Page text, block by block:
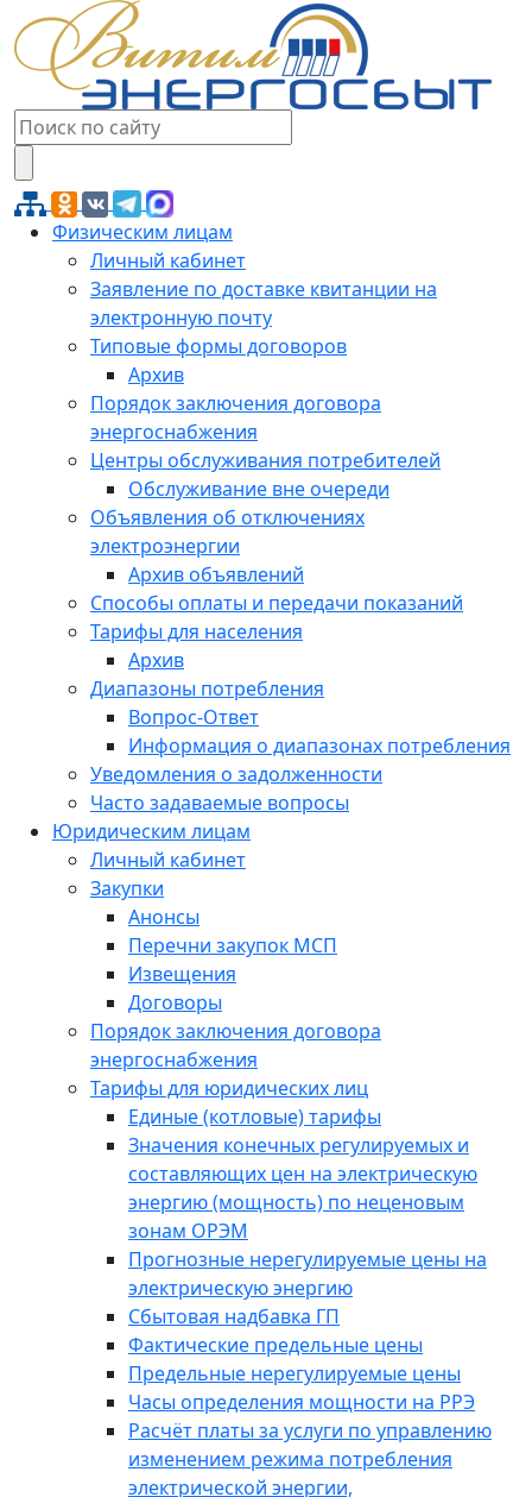
Физическим лицам
Личный кабинет
Заявление по доставке квитанции на
электронную почту
Типовые формы договоров
Архив
Порядок заключения договора
энергоснабжения
Центры обслуживания потребителей
Обслуживание вне очереди
Объявления об отключениях
электроэнергии
Архив объявлений
Способы оплаты и передачи показаний
Тарифы для населения
Архив
Диапазоны потребления
Вопрос-Ответ
Информация о диапазонах потребления
Уведомления о задолженности
Часто задаваемые вопросы
Юридическим лицам
Личный кабинет
Закупки
Анонсы
Перечни закупок МСП
Извещения
Договоры
Порядок заключения договора
энергоснабжения
Тарифы для юридических лиц
Единые (котловые) тарифы
Значения конечных регулируемых и
составляющих цен на электрическую
энергию (мощность) по неценовым
зонам ОРЭМ
Прогнозные нерегулируемые цены на
электрическую энергию
Сбытовая надбавка ГП
Фактические предельные цены
Предельные нерегулируемые цены
Часы определения мощности на РРЭ
Расчёт платы за услуги по управлению
изменением режима потребления
электрической энергии,